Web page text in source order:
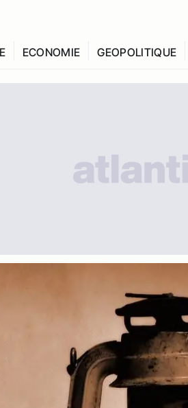
ECONOMIE GEOPOLITIQUE